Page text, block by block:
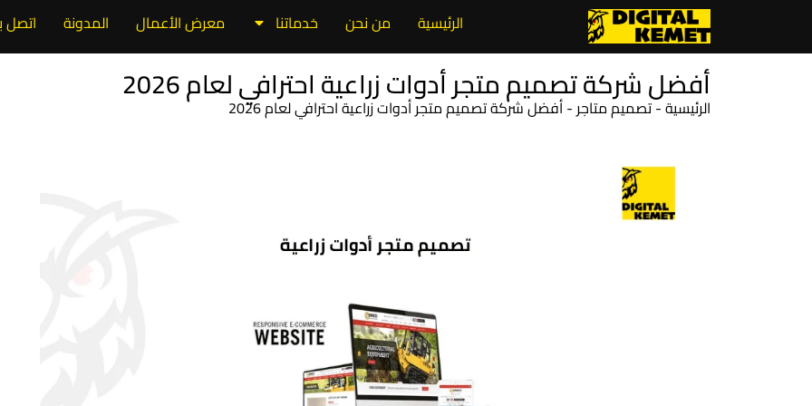
الرئيسية من نحن خدماتنا معرض الأعمال المدونة اتصل
أفضل شركة تصميم متجر أدوات زراعية احترافي لعام 2026
الرئيسية-تصميم متاجر-أفضل شركة تصميم متجر أدوات زراعية احترافي لعام 2026